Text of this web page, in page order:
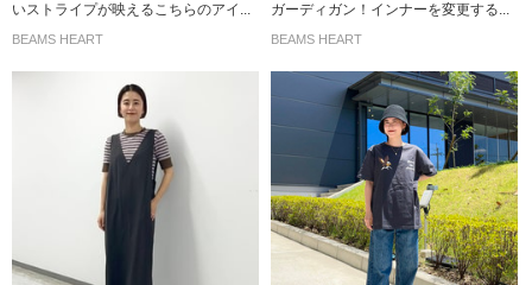
いストライプが映えるこちらのアイ...
BEAMS HEART
ガーディガン！インナーを変更する...
BEAMS HEART